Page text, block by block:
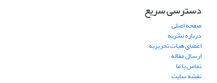
دسترسی سریع
صفحه اصلی
درباره نشریه
اعضای هیات تحریریه
ارسال مقاله
تماس با ما
نقشه سایت